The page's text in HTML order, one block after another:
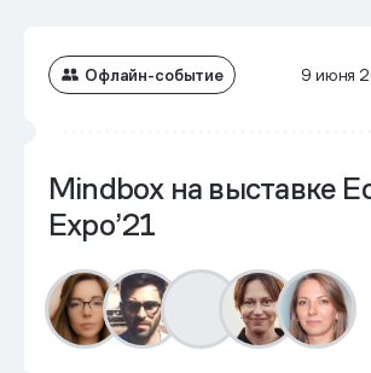
Офлайн-событие 9 июня
Mindbox на выставке
Expo’21